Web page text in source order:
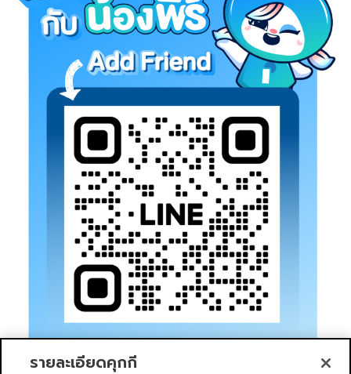
รายละเอียดคุกกี้